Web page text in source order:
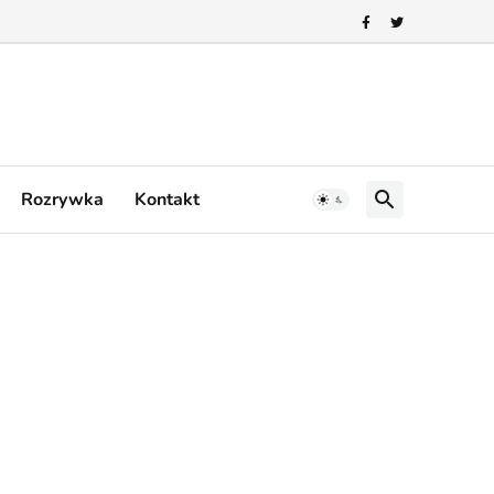
Rozrywka Kontakt